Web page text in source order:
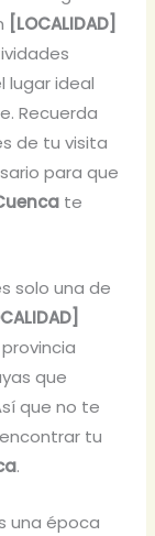
[LOCALIDAD]
lugar ideal
Recuerda
de tu visita
para que
te
solo una de
que
que no te
tu
.
una época